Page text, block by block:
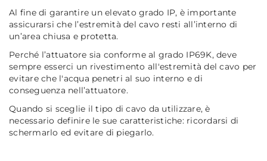
Al fine di garantire un elevato grado IP, è importante
assicurarsi che l’estremità del cavo resti all’interno di
un’area chiusa e protetta.
Perché l’attuatore sia conforme al grado IP69K, deve
sempre esserci un rivestimento all'estremità del cavo per
evitare che l'acqua penetri al suo interno e di
conseguenza nell’attuatore.
Quando si sceglie il tipo di cavo da utilizzare, è
necessario definire le sue caratteristiche: ricordarsi di
schermarlo ed evitare di piegarlo.